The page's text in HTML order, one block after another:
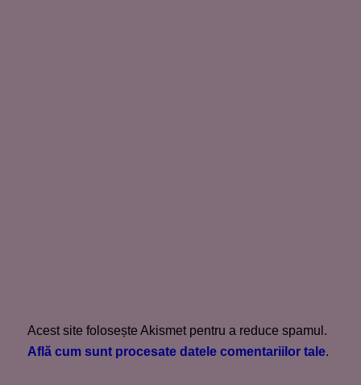
Acest site folosește Akismet pentru a reduce spamul.
Află cum sunt procesate datele comentariilor tale.